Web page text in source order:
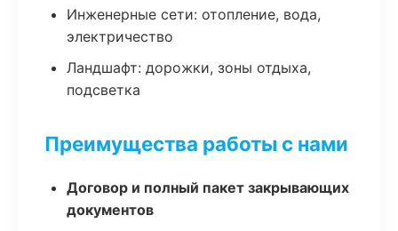
Инженерные сети: отопление, вода,
электричество
Ландшафт: дорожки, зоны отдыха,
подсветка
Преимущества работы с нами
Договор и полный пакет закрывающих
документов